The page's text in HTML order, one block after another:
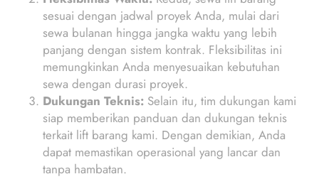
sesuai dengan jadwal proyek Anda, mulai dari
sewa bulanan hingga jangka waktu yang lebih
panjang dengan sistem kontrak. Fleksibilitas ini
memungkinkan Anda menyesuaikan kebutuhan
sewa dengan durasi proyek.
Dukungan Teknis: Selain itu, tim dukungan kami
siap memberikan panduan dan dukungan teknis
terkait lift barang kami. Dengan demikian, Anda
dapat memastikan operasional yang lancar dan
tanpa hambatan.